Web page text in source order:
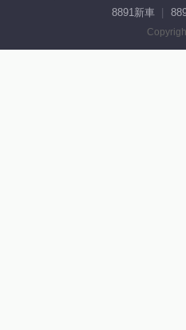
8891新車